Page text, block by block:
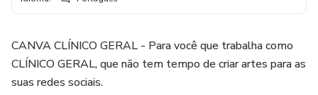
CANVA CLÍNICO GERAL - Para você que trabalha como
CLÍNICO GERAL, que não tem tempo de criar artes para as
suas redes sociais.